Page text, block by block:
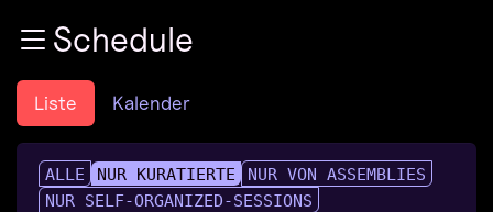
Zum InhaltSchedule
Liste Kalender
ALLE NUR KURATIERTE
NUR VON ASSEMBLIES
NUR SELF-ORGANIZED-SESSIONS